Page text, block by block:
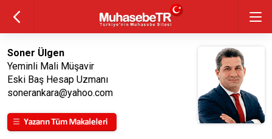
Soner Ülgen
Yeminli Mali Müşavir
Eski Baş Hesap Uzmanı
sonerankara@yahoo.com